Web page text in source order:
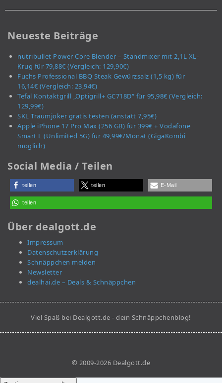
Neueste Beiträge
nutribullet Power Core Blender – Standmixer mit 2,1L XL-
Krug für 79,88€ (Vergleich: 129,90€)
Fuchs Professional BBQ Steak Gewürzsalz (1,5 kg) für
16,14€ (Vergleich: 23,94€)
Tefal Kontaktgrill „Optigrill+ GC718D“ für 95,98€ (Vergleich:
129,99€)
SKL Traumjoker gratis testen (anstatt 7,95€)
Apple iPhone 17 Pro Max (256 GB) für 399€ + Vodafone
Smart L (Unlimited 5G) für 49,99€/Monat (GigaKombi
möglich)
Social Media / Teilen
teilen teilen E-Mail
teilen
Über dealgott.de
Impressum
Datenschutzerklärung
Schnäppchen melden
Newsletter
dealhai.de – Deals & Schnäppchen
Viel Spaß bei Dealgott.de - dein Schnäppchenblog!
© 2009-2026 Dealgott.de